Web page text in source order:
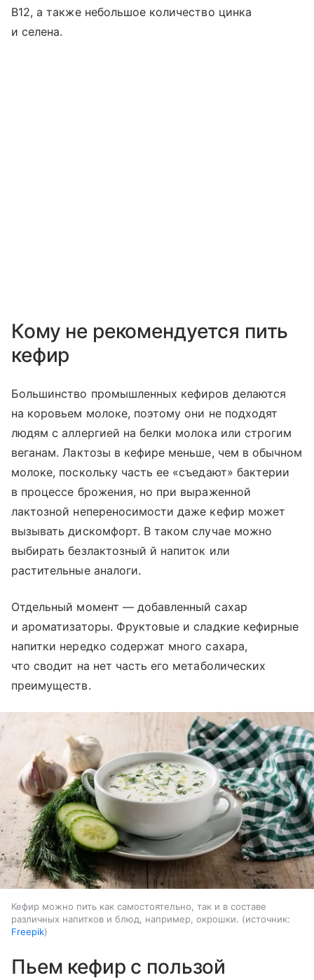
B12, а также небольшое количество цинка
и селена.
Кому не рекомендуется пить
кефир
Большинство промышленных кефиров делаются
на коровьем молоке, поэтому они не подходят
людям с аллергией на белки молока или строгим
веганам. Лактозы в кефире меньше, чем в обычном
молоке, поскольку часть ее «съедают» бактерии
в процессе брожения, но при выраженной
лактозной непереносимости даже кефир может
вызывать дискомфорт. В таком случае можно
выбирать безлактозный й напиток или
растительные аналоги.
Отдельный момент — добавленный сахар
и ароматизаторы. Фруктовые и сладкие кефирные
напитки нередко содержат много сахара,
что сводит на нет часть его метаболических
преимуществ.
Кефир можно пить как самостоятельно, так и в составе
различных напитков и блюд, например, окрошки.
источник:
Freepik
Пьем кефир с пользой